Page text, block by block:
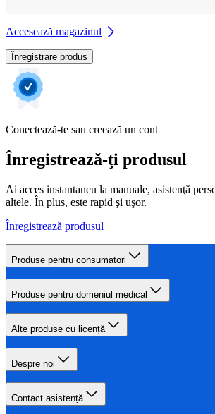
Accesează magazinul
Înregistrare produs
Conectează-te sau creează un cont
Înregistrează-ţi produsul
Ai acces instantaneu la manuale, asistenţă
altele. În plus, este rapid şi uşor.
Înregistrează produsul
Produse pentru consumatori
Produse pentru domeniul medical
Alte produse cu licență
Despre noi
Contact asistență